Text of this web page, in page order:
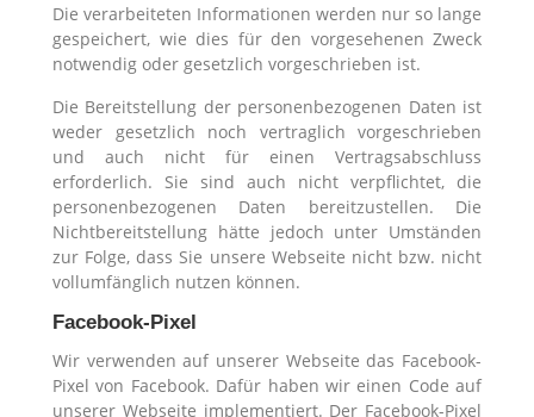
Die verarbeiteten Informationen werden nur so lange
gespeichert, wie dies für den vorgesehenen Zweck
notwendig oder gesetzlich vorgeschrieben ist.
Die Bereitstellung der personenbezogenen Daten ist
weder gesetzlich noch vertraglich vorgeschrieben
und auch nicht für einen Vertragsabschluss
erforderlich. Sie sind auch nicht verpflichtet, die
personenbezogenen Daten bereitzustellen. Die
Nichtbereitstellung hätte jedoch unter Umständen
zur Folge, dass Sie unsere Webseite nicht bzw. nicht
vollumfänglich nutzen können.
Facebook-Pixel
Wir verwenden auf unserer Webseite das Facebook-
Pixel von Facebook. Dafür haben wir einen Code auf
unserer Webseite implementiert. Der Facebook-Pixel